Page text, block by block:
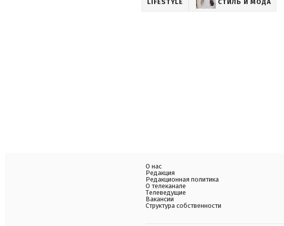
LIFESTYLE СТИЛЬ И МОДА
О нас
Редакция
Редакционная политика
О телеканале
Телеведущие
Вакансии
Структура собственности